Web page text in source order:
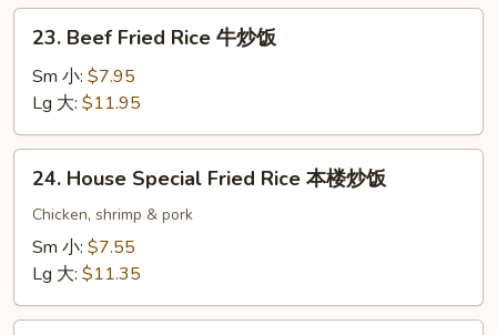
鲜
Beef
Fried
Rice
牛
炒
23. Beef Fried Rice 牛炒饭
Sm 小: $7.95
Lg 大: $11.95
House
Special
Fried
Rice
楼
24. House Special Fried Rice 本楼炒饭
Chicken, shrimp & pork
Sm 小: $7.55
Lg 大: $11.35